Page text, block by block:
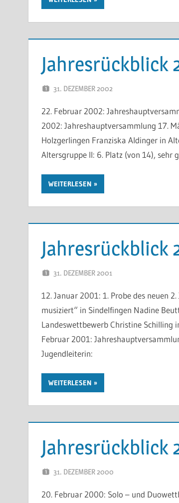
Jahresrückblick
31. DEZEMBER 2002
22. Februar 2002:
2002: Jahreshauptversammlung 17.
Holzgerlingen Franziska Aldinger in
Altersgruppe II: 6. Platz (von 14), sehr
WEITERLESEN
Jahresrückblick
31. DEZEMBER 2001
12. Januar 2001: 1. Probe des neuen
musiziert“ in Sindelfingen Nadine
Landeswettbewerb Christine Schilling
Februar 2001:
Jugendleiterin:
WEITERLESEN
Jahresrückblick
31. DEZEMBER 2000
20. Februar 2000: Solo – und